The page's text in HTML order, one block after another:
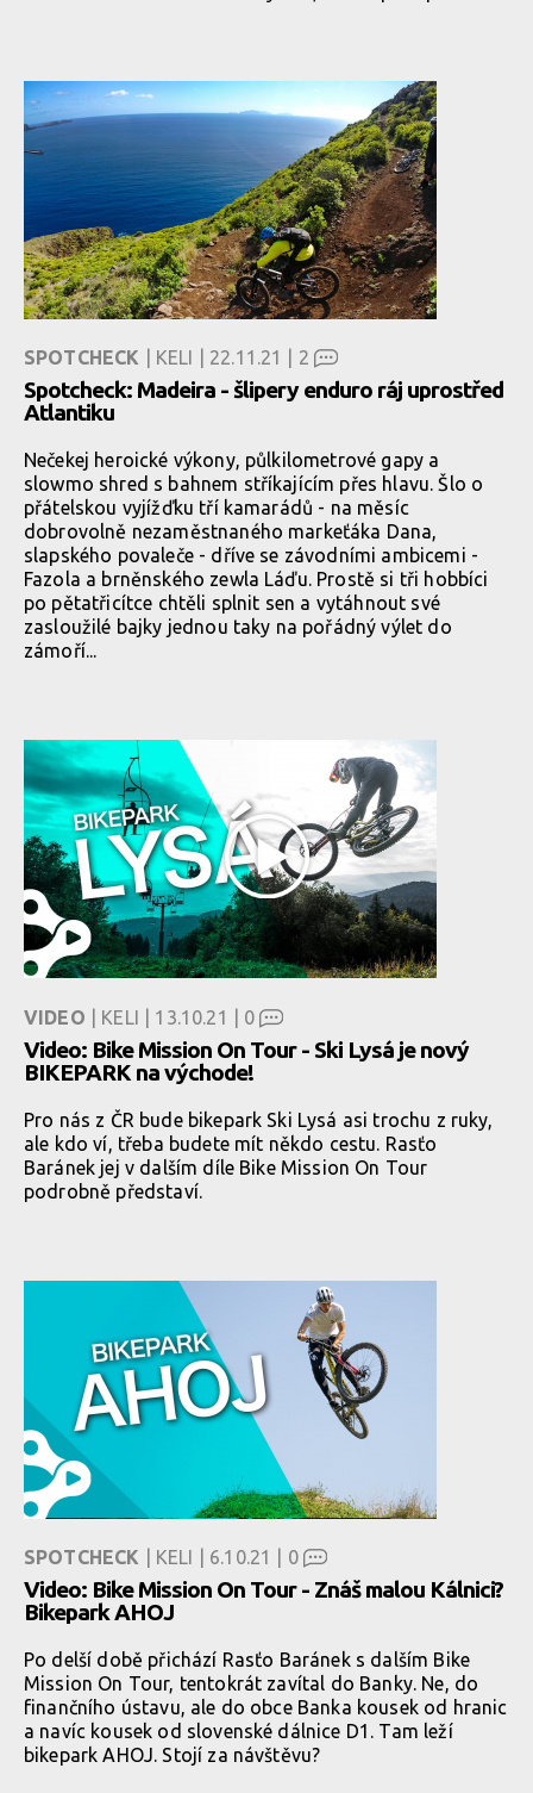
SPOTCHECK | KELI | 22.11.21 | 2
Spotcheck: Madeira - šlipery enduro ráj uprostřed
Atlantiku
Nečekej heroické výkony, půlkilometrové gapy a
slowmo shred s bahnem stříkajícím přes hlavu. Šlo o
přátelskou vyjížďku tří kamarádů - na měsíc
dobrovolně nezaměstnaného markeťáka Dana,
slapského povaleče - dříve se závodními ambicemi -
Fazola a brněnského zewla Láďu. Prostě si tři hobbíci
po pětatřicítce chtěli splnit sen a vytáhnout své
zasloužilé bajky jednou taky na pořádný výlet do
zámoří...
VIDEO | KELI | 13.10.21 | 0
Video: Bike Mission On Tour - Ski Lysá je nový
BIKEPARK na východe!
Pro nás z ČR bude bikepark Ski Lysá asi trochu z ruky,
ale kdo ví, třeba budete mít někdo cestu. Rasťo
Baránek jej v dalším díle Bike Mission On Tour
podrobně představí.
SPOTCHECK | KELI | 6.10.21 | 0
Video: Bike Mission On Tour - Znáš malou Kálnici?
Bikepark AHOJ
Po delší době přichází Rasťo Baránek s dalším Bike
Mission On Tour, tentokrát zavítal do Banky. Ne, do
finančního ústavu, ale do obce Banka kousek od hranic
a navíc kousek od slovenské dálnice D1. Tam leží
bikepark AHOJ. Stojí za návštěvu?